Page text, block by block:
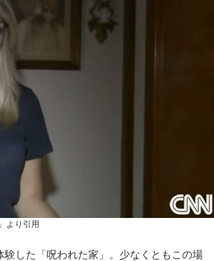
より引用
した「呪われた家」。少なくともこの場